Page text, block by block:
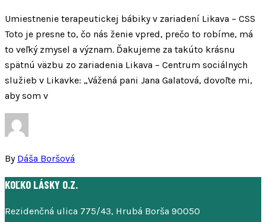
Umiestnenie terapeutickej bábiky v zariadení Likava – CSS
Toto je presne to, čo nás ženie vpred, prečo to robíme, má
to veľký zmysel a význam. Ďakujeme za takúto krásnu
spätnú väzbu zo zariadenia Likava – Centrum sociálnych
služieb v Likavke: „Vážená pani Jana Galatová, dovoľte mi,
aby som v
By Dáša Boršová
KOĽKO LÁSKY O.Z.
Rezidenčná ulica 775/43, Hrubá Borša 90050